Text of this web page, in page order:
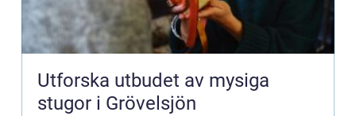
Utforska utbudet av mysiga
stugor i Grövelsjön